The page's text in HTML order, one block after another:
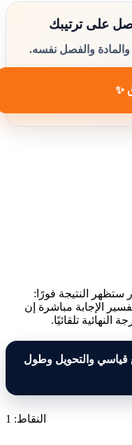
على ترتيبك
والفصل نفسه.
✨
ستظهر النتيجة فورًا:
الإجابة مباشرة إن
تلقائيًا.
قياسي والتحويل وطول
النقاط: 1